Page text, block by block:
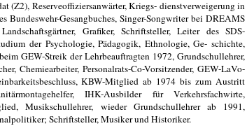
Reserveoffiziersanwärter, Kriegs- dienstverweigerung in
Bundeswehr-Gesangbuches, Singer-Songwriter bei DREAMS
Grafiker, Schriftsteller, Leiter des SDS-
der Psychologie, Pädagogik, Ethnologie, Ge- schichte,
GEW-Streik der Lehrbeauftragten 1972, Grundschullehrer,
Chemiearbeiter, Personalrats-Co-Vorsitzender, GEW-LaVo-
KBW-Mitglied ab 1974 bis zum Austritt
IHK-Ausbilder für Verkehrsfachwirte,
Musikschullehrer, wieder Grundschullehrer ab 1991,
Schriftsteller, Musiker und Historiker.